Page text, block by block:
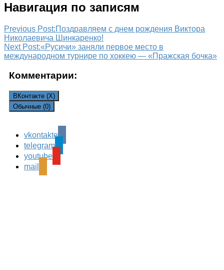
Навигация по записям
Previous Post:Поздравляем с днем рождения Виктора
Николаевича Шинкаренко!
Next Post:«Русичи» заняли первое место в
международном турнире по хоккею — «Пражская бочка»
Комментарии:
ВКонтакте (X)
Обычные (0)
Leave a Reply
Ваш адрес email не будет опубликован.
поля помечены
vkontakte
telegram
youtube
mail